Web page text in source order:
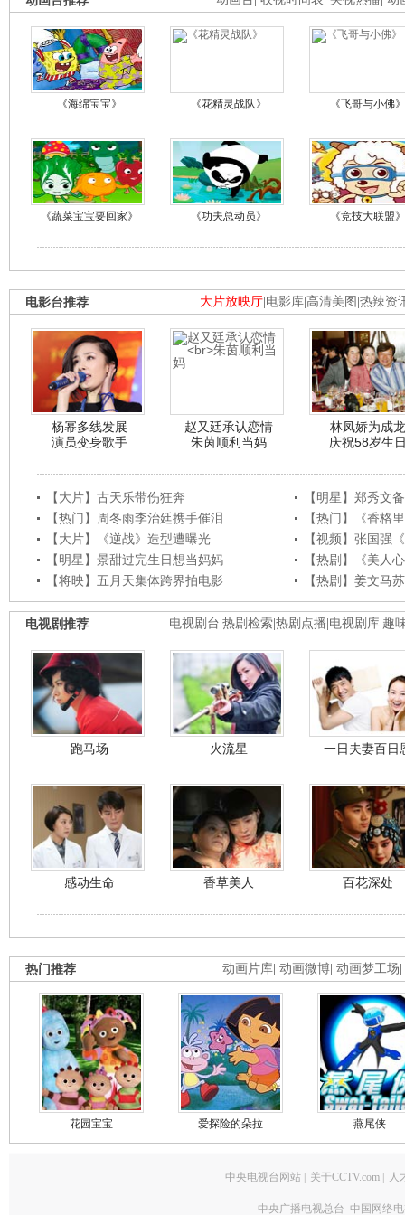
《海绵宝宝》 《花精灵战队》 《飞哥与小佛》
《蔬菜宝宝要回家》 《功夫总动员》 《竞技大联盟》
大片放映厅 电影库 高清美图 热辣资
电影台推荐
杨幂多线发展
演员变身歌手
赵又廷承认恋情
朱茵顺利当妈
林凤娇为成龙
庆祝58岁生
【大片】古天乐带伤狂奔
【明星】郑秀文
【热门】周冬雨李治廷携手催泪
【热门】《香格
【大片】《逆战》造型遭曝光
【视频】张国强
【明星】景甜过完生日想当妈妈
【热剧】《美人
【将映】五月天集体跨界拍电影
【热剧】姜文马
电视剧台 热剧检索 热剧点播 电视剧库 趣
电视剧推荐
跑马场 火流星 一日夫妻百日
感动生命 香草美人 百花深处
动画片库 动画微博 动画梦工场
热门推荐
花园宝宝 爱探险的朵拉 燕尾侠
中央电视台网站 关于CCTV.com 人
中央广播电视总台 中国网络